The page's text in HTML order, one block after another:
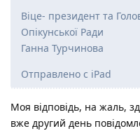
Віце- президент та
Опікунської Ради
Ганна Турчинова
Отправлено с iPad
Моя відповідь, на жаль,
вже другий день